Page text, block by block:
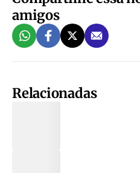
amigos
Relacionadas